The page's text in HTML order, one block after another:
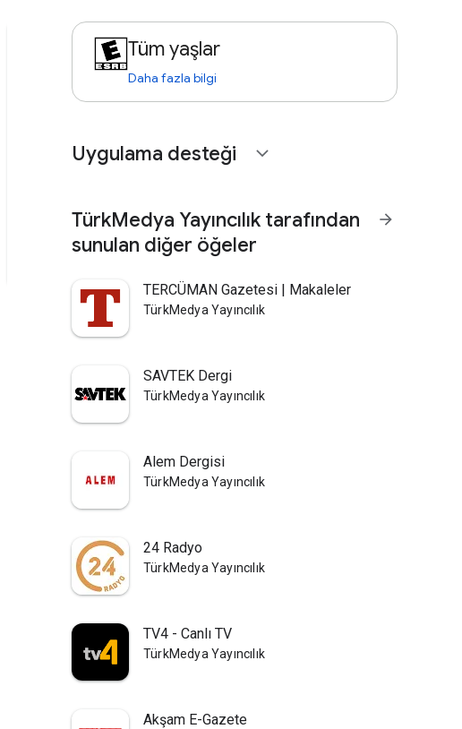
Tüm yaşlar
Daha fazla bilgi
Uygulama desteği expand_more
TürkMedya Yayıncılık tarafından
sunulan diğer öğeler
arrow_forward
TERCÜMAN Gazetesi | Makaleler
TürkMedya Yayıncılık
SAVTEK Dergi
TürkMedya Yayıncılık
Alem Dergisi
TürkMedya Yayıncılık
24 Radyo
TürkMedya Yayıncılık
TV4 - Canlı TV
TürkMedya Yayıncılık
Akşam E-Gazete